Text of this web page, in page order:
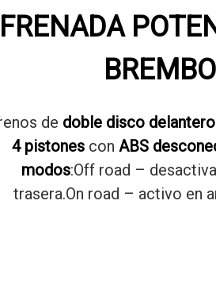
FRENADA
BREMBO
de doble disco
4 pistones con ABS
modos:Off road –
trasera.On road – activo en